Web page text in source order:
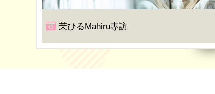
茉ひるMahiru專訪